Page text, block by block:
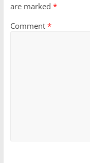
are marked *
Comment *